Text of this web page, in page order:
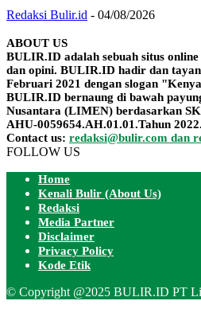
Redaksi Bulir.id - 04/08/2026
ABOUT US
BULIR.ID adalah sebuah situs
dan opini. BULIR.ID hadir dan
Februari 2021 dengan slogan
BULIR.ID bernaung di bawah
Nusantara (LIMEN) berdasarkan
AHU-0059654.AH.01.01.Tahun 2022.
Contact us: redaksi@bulir.com dan
FOLLOW US
Home
Kenali Bulir (About Us)
Redaksi
Media Partner
Disclaimer
Privacy Policy
Kode Etik
© Copyright @2025 BULIR.ID PT